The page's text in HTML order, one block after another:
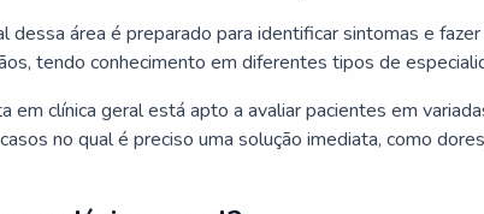
dessa área é preparado para identificar sintomas e
tendo conhecimento em diferentes tipos de
em clínica geral está apto a avaliar pacientes em
no qual é preciso uma solução imediata, como